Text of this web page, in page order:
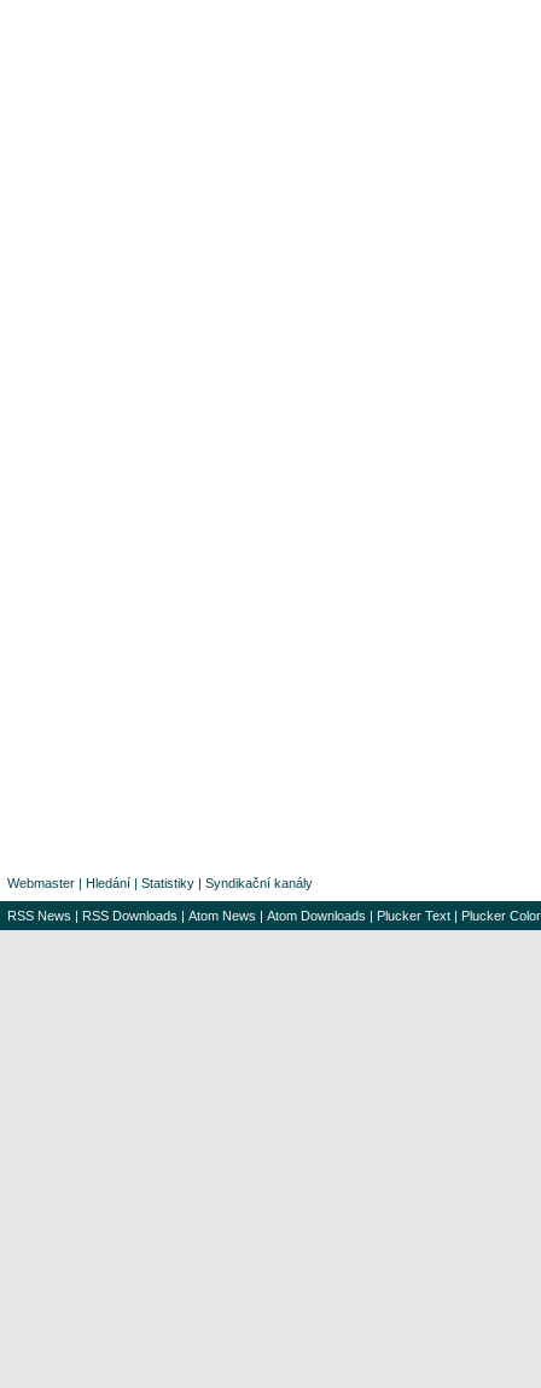
Webmaster | Hledání | Statistiky | Syndikační kanály
RSS News | RSS Downloads | Atom News | Atom Downloads | Plucker Text | Plucker Color